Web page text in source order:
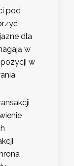
pod
dla
w
w